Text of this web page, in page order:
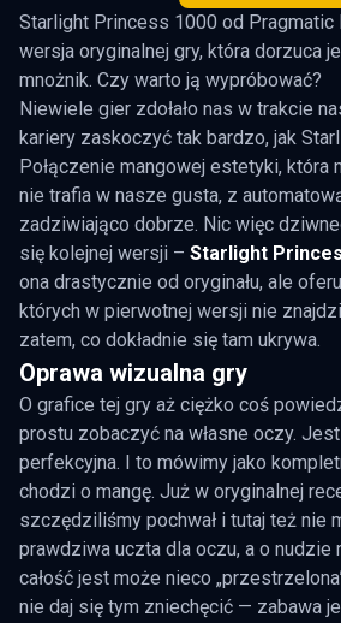
Starlight Princess 1000 od Pragmatic
wersja oryginalnej gry, która dorzuca
mnożnik. Czy warto ją wypróbować?
Niewiele gier zdołało nas w trakcie
kariery zaskoczyć tak bardzo, jak
Połączenie mangowej estetyki, która
nie trafia w nasze gusta, z
zadziwiająco dobrze. Nic więc
się kolejnej wersji – Starlight
ona drastycznie od oryginału, ale
których w pierwotnej wersji nie
zatem, co dokładnie się tam ukrywa.
Oprawa wizualna gry
O grafice tej gry aż ciężko coś
prostu zobaczyć na własne oczy.
perfekcyjna. I to mówimy jako
chodzi o mangę. Już w oryginalnej
szczędziliśmy pochwał i tutaj też nie
prawdziwa uczta dla oczu, a o nudzie
całość jest może nieco
nie daj się tym zniechęcić — zabawa